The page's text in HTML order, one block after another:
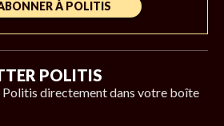
À POLITIS
POLITIS
Politis directement dans votre boîte